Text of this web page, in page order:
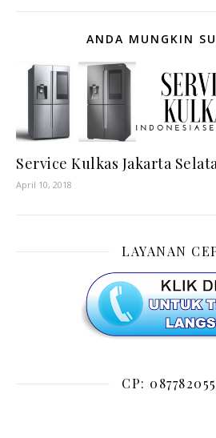
ANDA MUNGKIN
Service Kulkas Jakarta
April 10, 2018
LAYANAN
CP: